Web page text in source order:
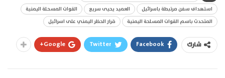
استهداف سفن مرتبطة باسرائيل
العميد يحيى سريع
القوات المسحلة اليمنية
المتحدث باسم القوات المسلحة اليمنية
قرار الحظر اليمني على اسرائيل
شارك Facebook
Twitter
Google+